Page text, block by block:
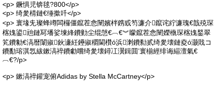
<p> 鐝惧児锛毬?800</p>
<p> 绮夎棈鏈€缍撳吀</p>
<p> 寰堟兂璨蜂竴闆欏僵鑹茬悆闉嬪柈鎸戜笉濂介鑹诧紵濂瑰€戠殑琛
楁媿鍙兘鏈冩墦娑堜綘鐨勭尘绲愨€︹€︾矇鑹茬悆闉嬫槸琛楁媿鍫翠
笂鐨勨€滈暦闈掓鈥濓紝鑸掓穱閫欑ó浜溂鐨勬贰绮夎壊鏈夌ó灏戝コ
鐨勫瑢淇忥紱鏉滈祽鐨勮嚐绮夎壊鐞冮瀷鍓囬’寰椾經绯诲緢澶氣€
︹€?/p>
<p> 鏉滈祽鑵宠俯Adidas by Stella McCartney</p>